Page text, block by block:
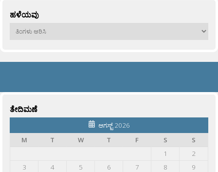
ಹಳೆಯವು
ಹಳೆಯವು
ತೇದಿಮಣೆ
ಆಗಸ್ಟ್ 2026
M
T W T F S
S
1
2
3
4 5 6 7 8
9